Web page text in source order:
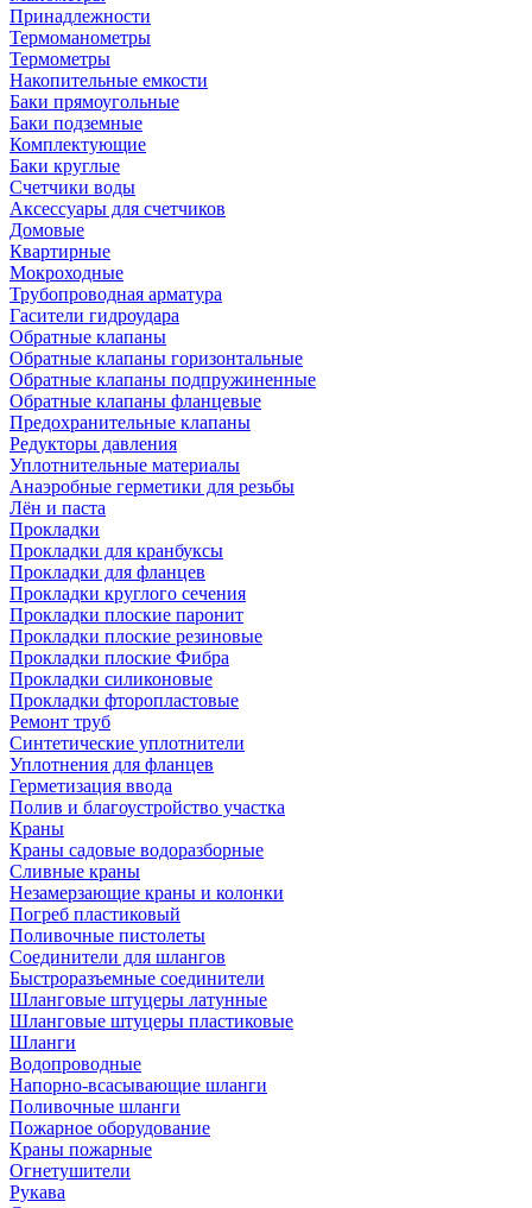
Принадлежности
Термоманометры
Термометры
Накопительные емкости
Баки прямоугольные
Баки подземные
Комплектующие
Баки круглые
Счетчики воды
Аксессуары для счетчиков
Домовые
Квартирные
Мокроходные
Трубопроводная арматура
Гасители гидроудара
Обратные клапаны
Обратные клапаны горизонтальные
Обратные клапаны подпружиненные
Обратные клапаны фланцевые
Предохранительные клапаны
Редукторы давления
Уплотнительные материалы
Анаэробные герметики для резьбы
Лён и паста
Прокладки
Прокладки для кранбуксы
Прокладки для фланцев
Прокладки круглого сечения
Прокладки плоские паронит
Прокладки плоские резиновые
Прокладки плоские Фибра
Прокладки силиконовые
Прокладки фторопластовые
Ремонт труб
Синтетические уплотнители
Уплотнения для фланцев
Герметизация ввода
Полив и благоустройство участка
Краны
Краны садовые водоразборные
Сливные краны
Незамерзающие краны и колонки
Погреб пластиковый
Поливочные пистолеты
Соединители для шлангов
Быстроразъемные соединители
Шланговые штуцеры латунные
Шланговые штуцеры пластиковые
Шланги
Водопроводные
Напорно-всасывающие шланги
Поливочные шланги
Пожарное оборудование
Краны пожарные
Огнетушители
Рукава